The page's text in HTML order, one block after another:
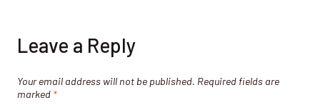
Leave a Reply
Your email address will not be published. Required fields are
marked *